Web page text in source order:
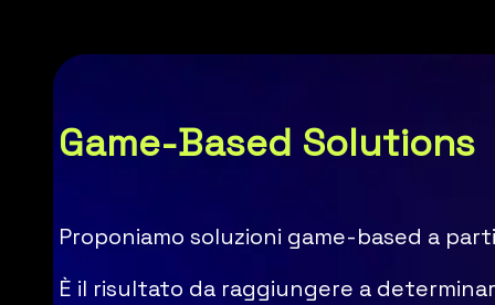
Game-Based Solutions
Proponiamo soluzioni game-based a
È il risultato da raggiungere a